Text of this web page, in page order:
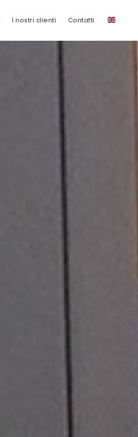
I nostri clienti Contatti